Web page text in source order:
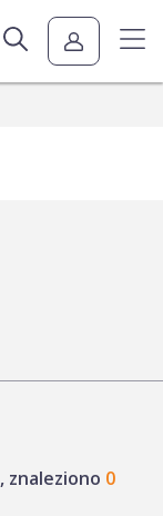
, znaleziono 0